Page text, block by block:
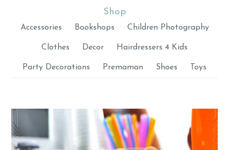
Shop
Accessories Bookshops Children Photography
Clothes Decor Hairdressers 4 Kids
Party Decorations Premaman Shoes Toys